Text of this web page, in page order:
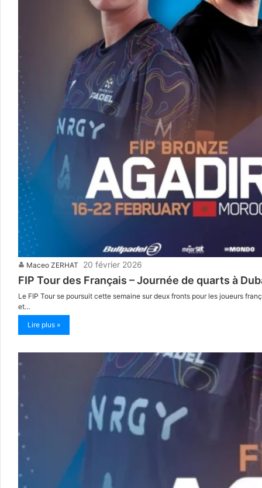
Maceo ZERHAT 20 février 2026
FIP Tour des Français – Journée de quarts à
Le FIP Tour se poursuit cette semaine sur deux fronts pour les joueurs
et…
Lire plus »